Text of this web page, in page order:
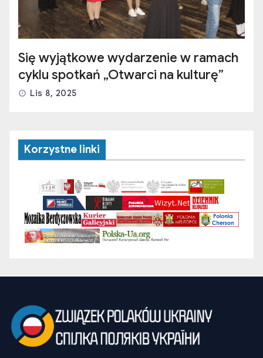
Się wyjątkowe wydarzenie w ramach
cyklu spotkań „Otwarci na kulturę”
Lis 8, 2025
Korzystne linki